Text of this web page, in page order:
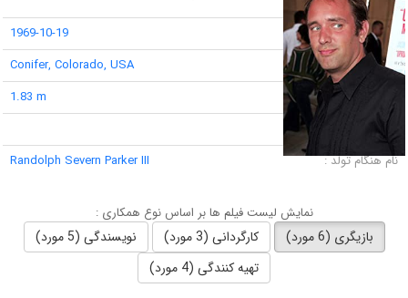
تاریخ تولد :
1969-10-19
محل تولد :
Conifer, Colorado, USA
1.83 m
لقب :
نام هنگام تولد :
Randolph Severn Parker III
نمایش لیست فیلم ها بر اساس نوع همکاری :
بازیگری (6 مورد) کارگردانی (3 مورد)
نویسندگی (5 مورد)
تهیه کنندگی (4 مورد)